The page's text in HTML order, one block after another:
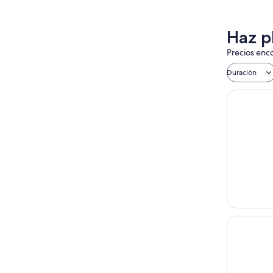
Haz
Precios
Duración